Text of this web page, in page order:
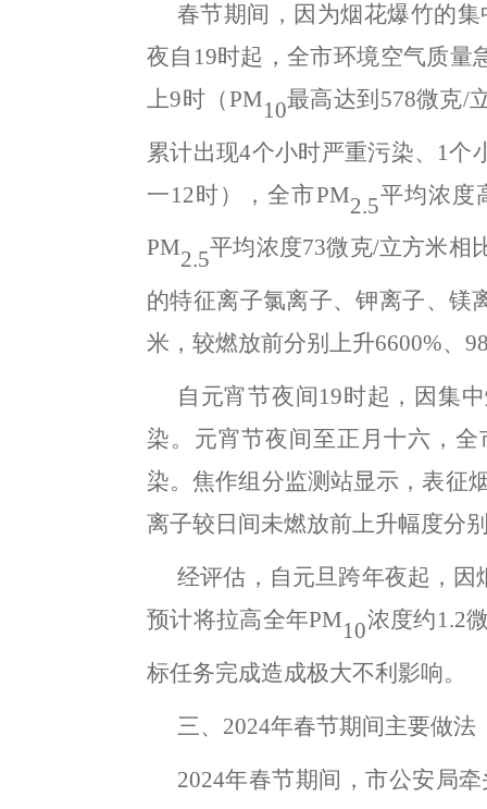
春节期间 ， 因为烟花爆竹的
夜自 19时起 ，全市环境空气质量
上9时（PM10最高达到 578微克/
累计出现4个小时严重污染、 1个
一12时） ，全市PM2.5平均浓度
PM2.5平均浓度73微克/立方米相
的特征离子氯离子、钾离子、镁
米 ， 较燃放前分别上升6600%、
自元宵节夜间19时起 ， 因集
染。 元宵节夜间至正月十六 ， 全
染。焦作组分监测站显示，表征
离子较日间未燃放前上升幅度分
经评估 ， 自元旦跨年夜起，
预计将拉高全年PM10浓度约1.2
标任务完成造成极大不利 影响。
三、 2024年春节期间主要做法
2024年春节期间 ，市公安局牵